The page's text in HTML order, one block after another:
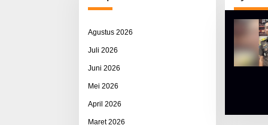
Agustus 2026
Juli 2026
Juni 2026
Mei 2026
April 2026
Maret 2026